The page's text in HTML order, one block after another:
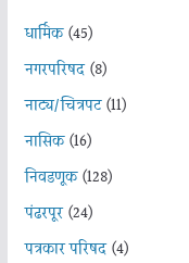
धार्मिक(45)
नगरपरिषद(8)
नाट्य/चित्रपट(11)
नासिक(16)
निवडणूक(128)
पंढरपूर(24)
पत्रकार परिषद(4)